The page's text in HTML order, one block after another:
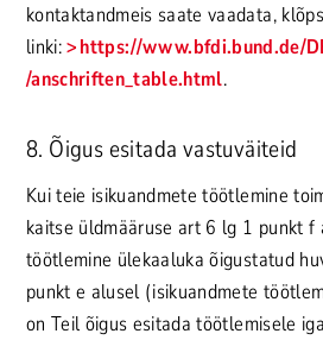
kontaktandmeis saate vaadata,
linki: https://www.bfdi.bund.de/
/anschriften_table.html.
8. Õigus esitada vastuväiteid
Kui teie isikuandmete töötlemine
kaitse üldmääruse art 6 lg 1 punkt f
töötlemine ülekaaluka õigustatud
punkt e alusel (isikuandmete
on Teil õigus esitada töötlemisele